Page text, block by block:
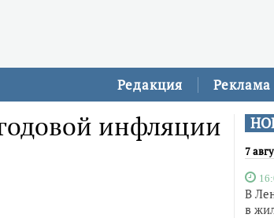
Редакция Реклама
7
В
в
инфляции